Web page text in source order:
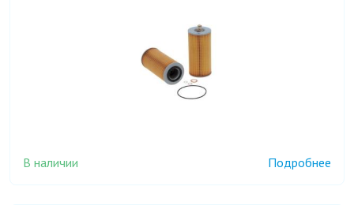
В наличии Подробнее